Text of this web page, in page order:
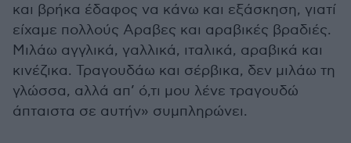
και βρήκα έδαφος να κάνω και εξάσκηση, γιατί
είχαμε πολλούς Αραβες και αραβικές βραδιές.
Μιλάω αγγλικά, γαλλικά, ιταλικά, αραβικά και
κινέζικα. Τραγουδάω και σέρβικα, δεν μιλάω τη
γλώσσα, αλλά απ’ ό,τι μου λένε τραγουδώ
άπταιστα σε αυτήν» συμπληρώνει.